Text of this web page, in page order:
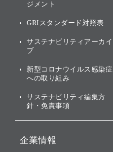
株主・投資家情報（IR）に
ガバナンス
投資先のサステナビリティ
ジメント
GRIスタンダード対照表
サステナビリティアーカイ
ブ
新型コロナウイルス感染症
への取り組み
サステナビリティ編集方
針・免責事項
企業情報